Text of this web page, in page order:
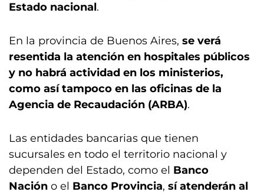
Estado nacional.
En la provincia de Buenos Aires, se verá
resentida la atención en hospitales públicos
y no habrá actividad en los ministerios,
como así tampoco en las oficinas de la
Agencia de Recaudación (ARBA).
Las entidades bancarias que tienen
sucursales en todo el territorio nacional y
dependen del Estado, como el Banco
Nación o el Banco Provincia, sí atenderán al